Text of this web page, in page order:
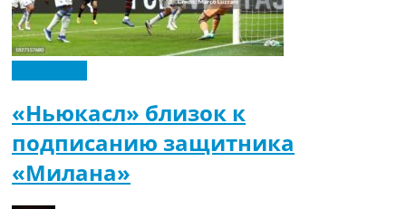
«Ньюкасл» близок к
подписанию защитника
«Милана»